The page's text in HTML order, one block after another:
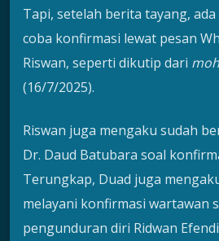
Tapi, setelah berita tayang,
coba konfirmasi lewat pesan
Riswan, seperti dikutip dari
(16/7/2025).
Riswan juga mengaku sudah
Dr. Daud Batubara soal
Terungkap, Duad juga
melayani konfirmasi wartawan
pengunduran diri Ridwan